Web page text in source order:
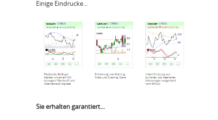
Einige Eindrucke...
Sie erhalten garantiert...